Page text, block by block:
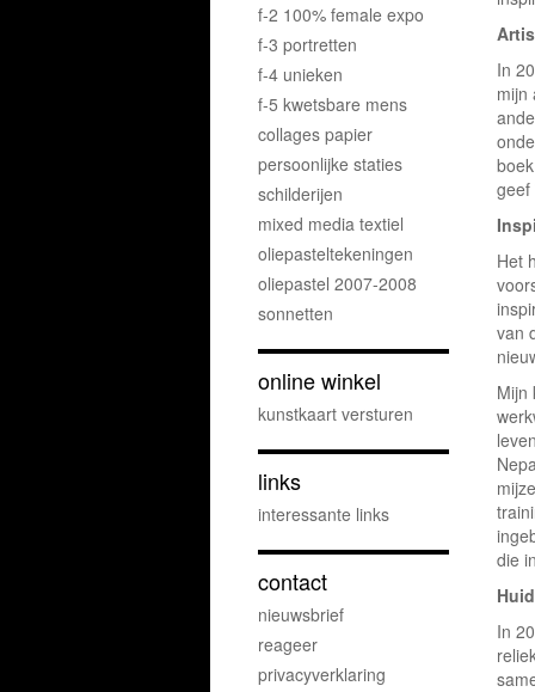
In
mijn
geef
Het
van
Mijn
die
In
f-2 100% female expo
f-3 portretten
f-4 unieken
f-5 kwetsbare mens
collages papier
persoonlijke staties
schilderijen
mixed media textiel
oliepasteltekeningen
oliepastel 2007-2008
sonnetten
online winkel
kunstkaart versturen
links
interessante links
contact
nieuwsbrief
reageer
privacyverklaring